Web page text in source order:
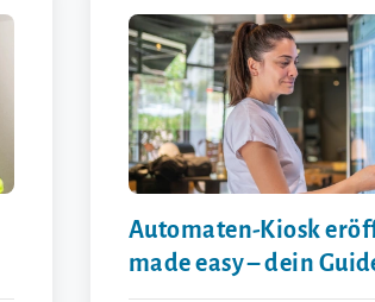
Automaten-Kiosk
made easy – dein